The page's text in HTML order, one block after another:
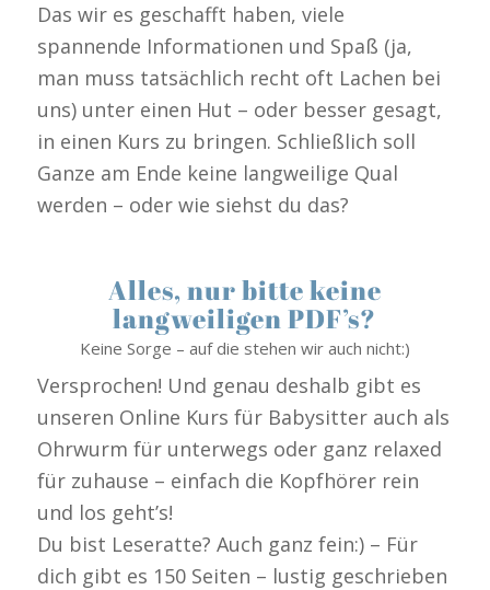
Das wir es geschafft haben, viele
spannende Informationen und Spaß (ja,
man muss tatsächlich recht oft Lachen bei
uns) unter einen Hut – oder besser gesagt,
in einen Kurs zu bringen. Schließlich soll
Ganze am Ende keine langweilige Qual
werden – oder wie siehst du das?
Alles, nur bitte keine
langweiligen PDF’s?
Keine Sorge – auf die stehen wir auch nicht:)
Versprochen! Und genau deshalb gibt es
unseren Online Kurs für Babysitter auch als
Ohrwurm für unterwegs oder ganz relaxed
für zuhause – einfach die Kopfhörer rein
und los geht’s!
Du bist Leseratte? Auch ganz fein:) – Für
dich gibt es 150 Seiten – lustig geschrieben